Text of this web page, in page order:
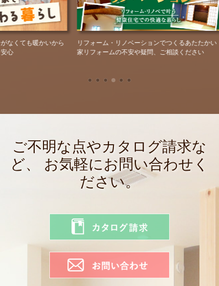
リフォーム・リノベーションでつくるあたたかい
家リフォームの不安や疑問、ご相談ください
鳥取県倉吉市
ご不明な点やカタログ請求な
ど、
お気軽にお問い合わせく
ださい。